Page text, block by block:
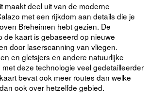
maakt deel uit van de moderne
met een rijkdom aan details die je
Breheimen hebt gezien. De
de kaart is gebaseerd op nieuwe
door laserscanning van vliegen.
en gletsjers en andere natuurlijke
deze technologie veel gedetailleerder
bevat ook meer routes dan welke
ook over hetzelfde gebied.